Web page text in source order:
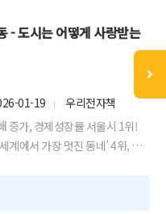
- 도시는 어떻게 사랑받는
01-19
우리전자책
증가, 경제성장률 서울시 1위!
계에서 가장 멋진 동네’ 4위, 성
낡은 구두 공장과 인쇄소가 가득
년 만에 대한민국에서 가장 역동